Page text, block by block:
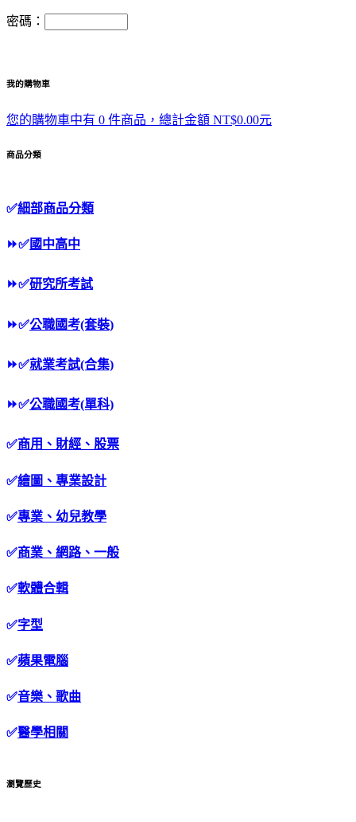
密碼：
我的購物車
您的購物車中有 0 件商品，總計金額 NT$0.00元
商品分類
✅細部商品分類
⏩✅國中高中
⏩✅研究所考試
⏩✅公職國考(套裝)
⏩✅就業考試(合集)
⏩✅公職國考(單科)
✅商用、財經、股票
✅繪圖、專業設計
✅專業、幼兒教學
✅商業、網路、一般
✅軟體合輯
✅字型
✅蘋果電腦
✅音樂、歌曲
✅醫學相關
瀏覽歷史